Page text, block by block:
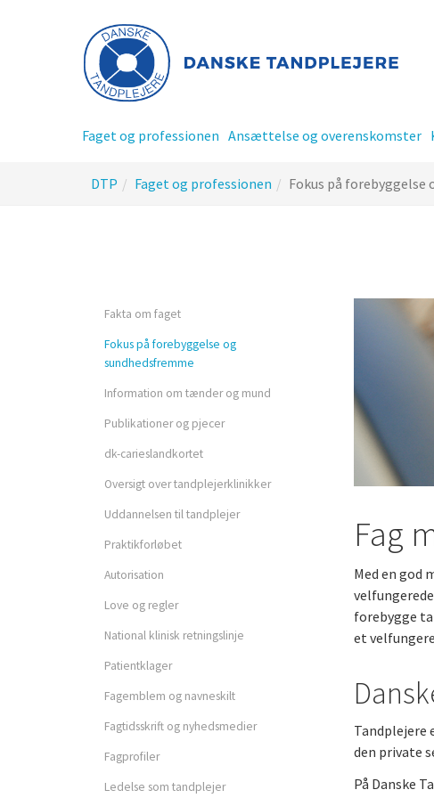
Faget og professionen
Fagprofiler
Ansættelse og overenskomster
Offentlig ansat tandplejer
Privatpraktiserende
Forsikringer som medlem
Opsigelse og a-kasse
er
DTP Faget og professionen Fokus på forebyggelse
Fakta om faget
Fokus på forebyggelse og
sundhedsfremme
Information om tænder og mund
Publikationer og pjecer
dk-carieslandkortet
Oversigt over tandplejerklinikker
Uddannelsen til tandplejer
Praktikforløbet
Autorisation
Love og regler
National klinisk retningslinje
Patientklager
Fagemblem og navneskilt
Fagtidsskrift og nyhedsmedier
Fagprofiler
Ledelse som tandplejer
Fag
Med en god
forebygge
et
Tandplejere
den private
På Danske